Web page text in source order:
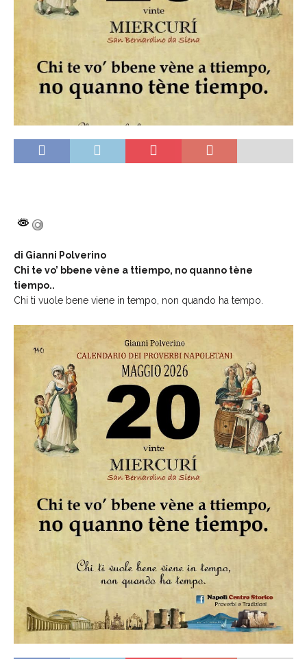
di Gianni Polverino
Chi te vo’ bbene vène a ttiempo, no quanno tène
tiempo..
Chi ti vuole bene viene in tempo, non quando ha tempo.